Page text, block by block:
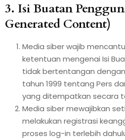
3. Isi Buatan
Generated Content)
Media siber wajib
ketentuan mengenai Isi
tidak bertentangan
tahun 1999 tentang Pers
yang ditempatkan secara
Media siber mewajibkan
melakukan registrasi
proses log-in terlebih